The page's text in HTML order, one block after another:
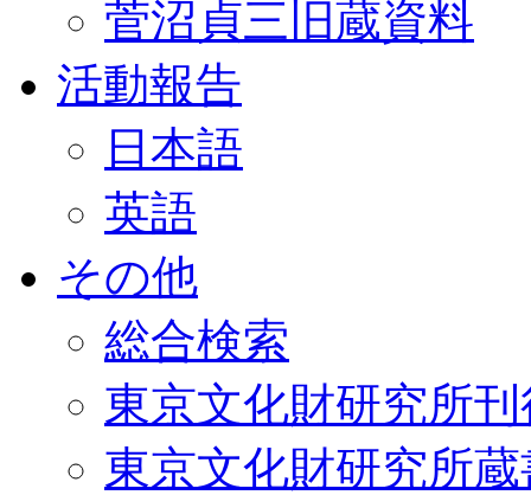
菅沼貞三旧蔵資料
活動報告
日本語
英語
その他
総合検索
東京文化財研究所
東京文化財研究所